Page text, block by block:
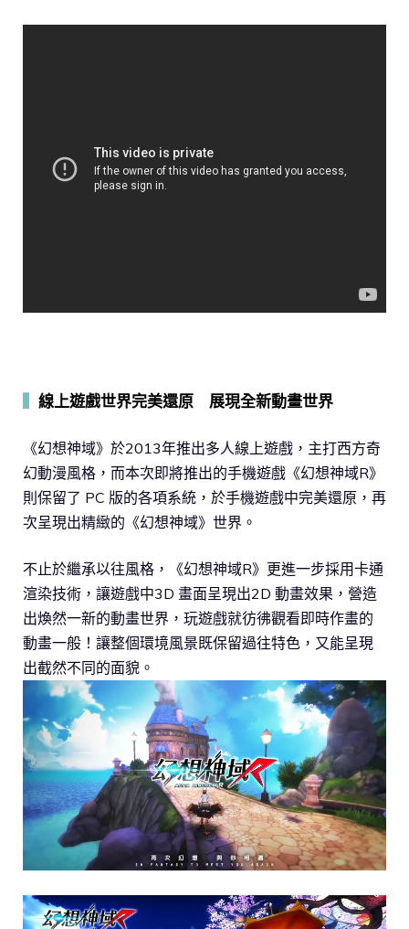
線上遊戲世界完美還原 展現全新動畫世界
《幻想神域》於2013年推出多人線上遊戲，主打西方奇
幻動漫風格，而本次即將推出的手機遊戲《幻想神域R》
則保留了 PC 版的各項系統，於手機遊戲中完美還原，再
次呈現出精緻的《幻想神域》世界。
不止於繼承以往風格，《幻想神域R》更進一步採用卡通
渲染技術，讓遊戲中3D 畫面呈現出2D 動畫效果，營造
出煥然一新的動畫世界，玩遊戲就彷彿觀看即時作畫的
動畫一般！讓整個環境風景既保留過往特色，又能呈現
出截然不同的面貌。